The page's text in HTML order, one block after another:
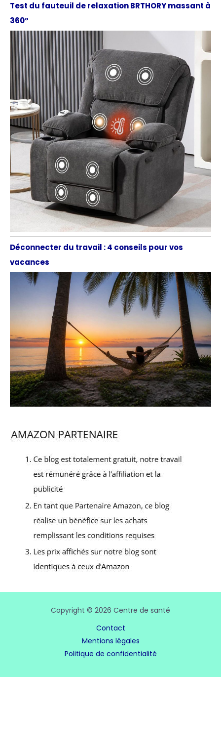
Test du fauteuil de relaxation BRTHORY massant à
360°
Déconnecter du travail : 4 conseils pour vos
vacances
Copyright © 2026 Centre de santé
Contact
Mentions légales
Politique de confidentialité